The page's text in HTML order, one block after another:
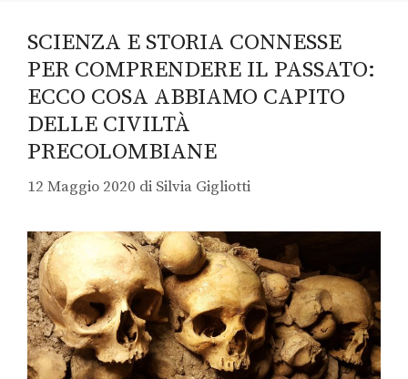
SCIENZA E STORIA CONNESSE
PER COMPRENDERE IL PASSATO:
ECCO COSA ABBIAMO CAPITO
DELLE CIVILTÀ
PRECOLOMBIANE
12 Maggio 2020 di Silvia Gigliotti